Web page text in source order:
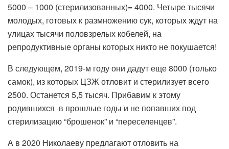
5000 – 1000 (стерилизованных)= 4000. Четыре тысячи
молодых, готовых к размножению сук, которых ждут на
улицах тысячи половзрелых кобелей, на
репродуктивные органы которых никто не покушается!
В следующем, 2019-м году они дадут еще 8000 (только
самок), из которых ЦЗЖ отловит и стерилизует всего
2500. Останется 5,5 тысяч. Прибавим к этому
родившихся в прошлые годы и не попавших под
стерилизацию “брошенок” и “переселенцев”.
А в 2020 Николаеву предлагают отловить на